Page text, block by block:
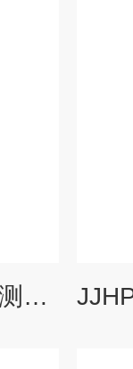
FM-10全自动牛奶冰点测定仪